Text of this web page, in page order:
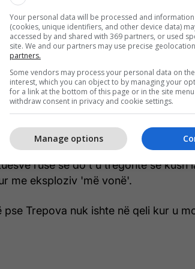
vjeçe, u filmua me duart e lidhura në
pyetje nga hetuesit rusë për
Kremlinit, Vladen Tatarsky, 40 vjeç.
vazhdonte të shikonte larg nga
kundër luftës pranoi se e kishte
Street Food No 1 përpara se ajo
e së dielës.
rusë se do t'u tregonte se kush
me eksploziv 'më vonë'.
pse Trepova nuk ishte në qeli kur u
Your personal data will be processed and
(cookies, unique identifiers, and other device data)
accessed by and shared with 369 partners, or used
site. We and our partners may use precise
partners.
Some vendors may process your personal data on
interest, which you can object to by managing your
for a link at the bottom of this page or in the site
withdraw consent in privacy and cookie settings.
Manage options